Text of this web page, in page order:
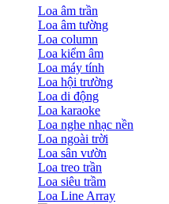
Loa âm trần
Loa âm tường
Loa column
Loa kiểm âm
Loa máy tính
Loa hội trường
Loa di động
Loa karaoke
Loa nghe nhạc nền
Loa ngoài trời
Loa sân vườn
Loa treo trần
Loa siêu trầm
Loa Line Array